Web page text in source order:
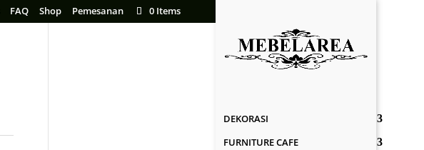
FAQ Shop Pemesanan 0 Items
DEKORASI
FURNITURE CAFE